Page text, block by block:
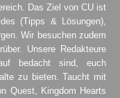
Das Ziel von CU ist
(Tipps & Lösungen),
Wir besuchen zudem
Unsere Redakteure
bedacht sind, euch
zu bieten. Taucht mit
Quest, Kingdom Hearts